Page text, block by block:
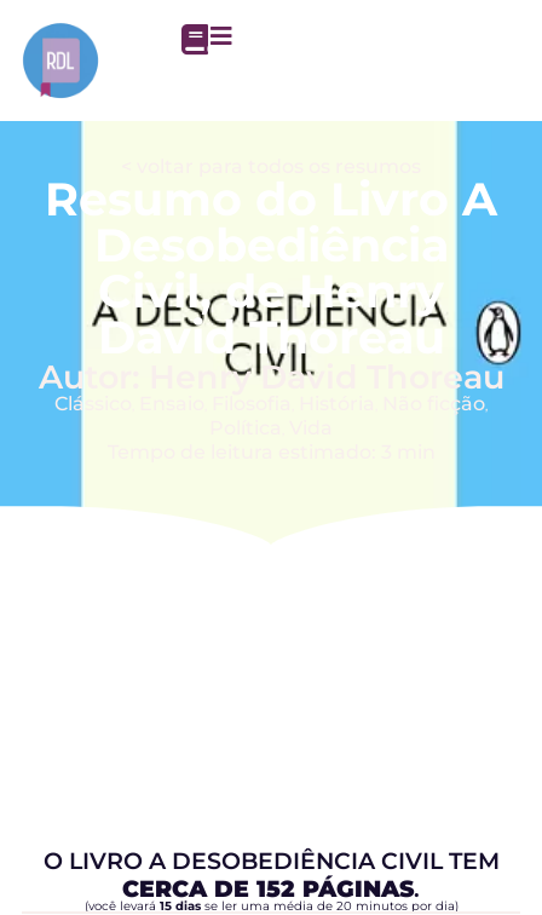
Resumo do Livro A
Desobediência
Civil, de Henry
David Thoreau
Autor: Henry David Thoreau
Clássico Não ficção,
O LIVRO A DESOBEDIÊNCIA CIVIL TEM
CERCA DE 152 PÁGINAS.
(você levará 15 diasse ler uma média de 20 minutos por dia)